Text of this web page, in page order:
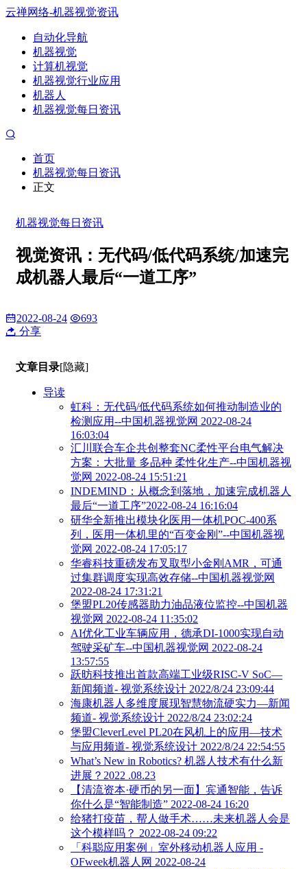
云禅网络-机器视觉资讯
自动化导航
机器视觉
计算机视觉
机器视觉行业应用
机器人
机器视觉每日资讯
首页
机器视觉每日资讯
正文
机器视觉每日资讯
视觉资讯：无代码/低代码系统/加速完
成机器人最后“一道工序”
2022-08-24
693
分享
文章目录[隐藏]
导读
虹科：无代码/低代码系统如何推动制造业的
检测应用--中国机器视觉网 2022-08-24
16:03:04
汇川联合车企共创整套NC柔性平台电气解决
方案：大批量 多品种 柔性化生产--中国机器视
觉网 2022-08-24 15:51:21
INDEMIND：从概念到落地，加速完成机器人
最后“一道工序”2022-08-24 16:16:04
研华全新推出模块化医用一体机POC-400系
列，医用一体机里的“百变金刚”--中国机器视
觉网 2022-08-24 17:05:17
华睿科技重磅发布叉取型小金刚AMR，可通
过集群调度实现高效存储--中国机器视觉网
2022-08-24 17:31:21
堡盟PL20传感器助力油品液位监控--中国机器
视觉网 2022-08-24 11:35:02
AI优化工业车辆应用，德承DI-1000实现自动
驾驶采矿车--中国机器视觉网 2022-08-24
13:57:55
跃昉科技推出首款高端工业级RISC-V SoC―
新闻频道- 视觉系统设计 2022/8/24 23:09:44
海康机器人多维度展现智慧物流硬实力―新闻
频道- 视觉系统设计 2022/8/24 23:02:24
堡盟CleverLevel PL20在风机上的应用―技术
与应用频道- 视觉系统设计 2022/8/24 22:54:55
What’s New in Robotics? 机器人技术有什么新
进展？2022 .08.23
【清流资本·硬币的另一面】宾通智能，告诉
你什么是“智能制造” 2022-08-24 16:20
给猪打疫苗，帮人做手术……未来机器人会是
这个模样吗？ 2022-08-24 09:22
「科聪应用案例」室外移动机器人应用 -
OFweek机器人网 2022-08-24